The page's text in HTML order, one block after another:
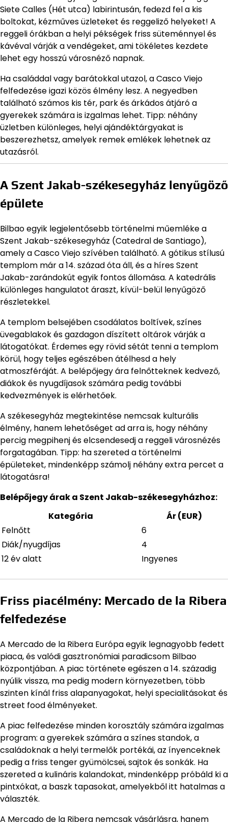
Siete Calles (Hét utca) labirintusán, fedezd fel a kis
boltokat, kézműves üzleteket és reggeliző helyeket! A
reggeli órákban a helyi pékségek friss süteménnyel és
kávéval várják a vendégeket, ami tökéletes kezdete
lehet egy hosszú városnéző napnak.
Ha családdal vagy barátokkal utazol, a Casco Viejo
felfedezése igazi közös élmény lesz. A negyedben
található számos kis tér, park és árkádos átjáró a
gyerekek számára is izgalmas lehet. Tipp: néhány
üzletben különleges, helyi ajándéktárgyakat is
beszerezhetsz, amelyek remek emlékek lehetnek az
utazásról.
A Szent Jakab-székesegyház lenyűgöző
épülete
Bilbao egyik legjelentősebb történelmi műemléke a
Szent Jakab-székesegyház (Catedral de Santiago),
amely a Casco Viejo szívében található. A gótikus stílusú
templom már a 14. század óta áll, és a híres Szent
Jakab-zarándokút egyik fontos állomása. A katedrális
különleges hangulatot áraszt, kívül-belül lenyűgöző
részletekkel.
A templom belsejében csodálatos boltívek, színes
üvegablakok és gazdagon díszített oltárok várják a
látogatókat. Érdemes egy rövid sétát tenni a templom
körül, hogy teljes egészében átélhesd a hely
atmoszféráját. A belépőjegy ára felnőtteknek kedvező,
diákok és nyugdíjasok számára pedig további
kedvezmények is elérhetőek.
A székesegyház megtekintése nemcsak kulturális
élmény, hanem lehetőséget ad arra is, hogy néhány
percig megpihenj és elcsendesedj a reggeli városnézés
forgatagában. Tipp: ha szereted a történelmi
épületeket, mindenképp számolj néhány extra percet a
látogatásra!
Belépőjegy árak a Szent Jakab-székesegyházhoz:
Kategória
Ár (EUR)
Felnőtt
6
Diák/nyugdíjas
4
12 év alatt
Ingyenes
Friss piacélmény: Mercado de la Ribera
felfedezése
A Mercado de la Ribera Európa egyik legnagyobb fedett
piaca, és valódi gasztronómiai paradicsom Bilbao
központjában. A piac története egészen a 14. századig
nyúlik vissza, ma pedig modern környezetben, több
szinten kínál friss alapanyagokat, helyi specialitásokat és
street food élményeket.
A piac felfedezése minden korosztály számára izgalmas
program: a gyerekek számára a színes standok, a
családoknak a helyi termelők portékái, az ínyenceknek
pedig a friss tenger gyümölcsei, sajtok és sonkák. Ha
szereted a kulináris kalandokat, mindenképp próbáld ki a
pintxókat, a baszk tapasokat, amelyekből itt hatalmas a
választék.
A Mercado de la Ribera nemcsak vásárlásra, hanem